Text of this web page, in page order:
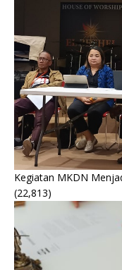
Kegiatan MKDN
(22,813)